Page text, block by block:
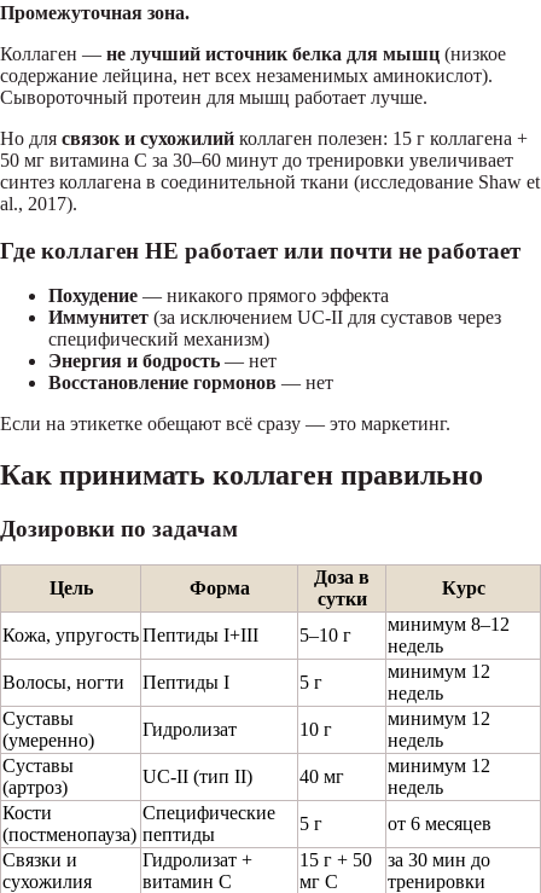
Промежуточная зона.
Коллаген — не лучший источник белка для мышц (низкое
содержание лейцина, нет всех незаменимых аминокислот).
Сывороточный протеин для мышц работает лучше.
Но для связок и сухожилий коллаген полезен: 15 г коллагена +
50 мг витамина C за 30–60 минут до тренировки увеличивает
синтез коллагена в соединительной ткани (исследование Shaw et
al., 2017).
Где коллаген НЕ работает или почти не работает
Похудение — никакого прямого эффекта
Иммунитет (за исключением UC-II для суставов через
специфический механизм)
Энергия и бодрость — нет
Восстановление гормонов — нет
Если на этикетке обещают всё сразу — это маркетинг.
Как принимать коллаген правильно
Дозировки по задачам
Цель Форма
Доза в
сутки
Курс
Кожа, упругостьПептиды I+III 5–10 г
минимум 8–12
недель
Волосы, ногти
Пептиды I 5 г
минимум 12
недель
Суставы
(умеренно)
Гидролизат 10 г
минимум 12
недель
Суставы
(артроз)
UC-II (тип II) 40 мг
минимум 12
недель
Кости
(постменопауза)
Специфические
пептиды
5 г
от 6 месяцев
Связки и
сухожилия
Гидролизат +
витамин C
15 г + 50
мг C
за 30 мин до
тренировки